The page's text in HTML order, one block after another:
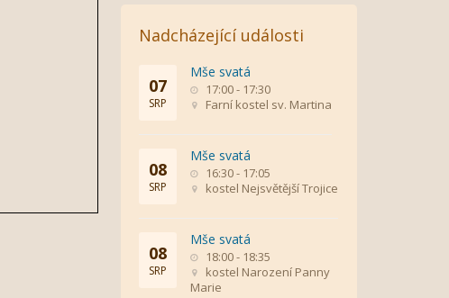
Nadcházející události
07
SRP
Mše svatá
17:00 - 17:30
Farní kostel sv. Martina
08
SRP
Mše svatá
16:30 - 17:05
kostel Nejsvětější Trojice
08
SRP
Mše svatá
18:00 - 18:35
kostel Narození Panny
Marie